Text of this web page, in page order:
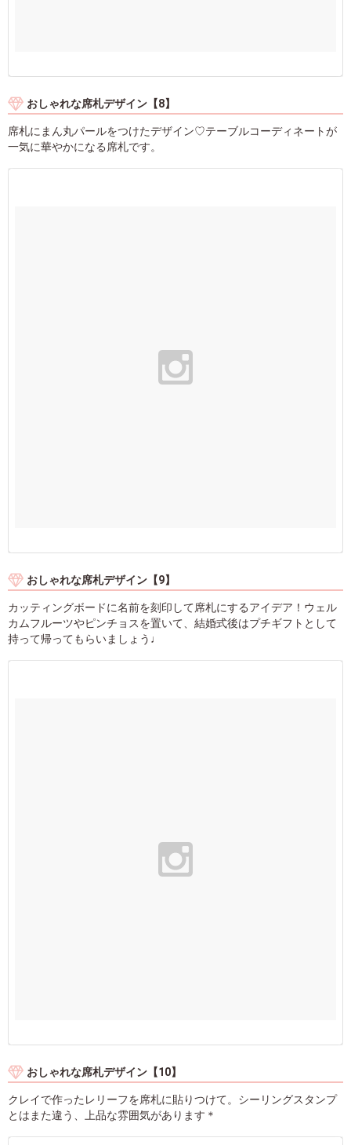
おしゃれな席札デザイン【8】
席札にまん丸パールをつけたデザイン♡テーブルコーディネートが
一気に華やかになる席札です。
おしゃれな席札デザイン【9】
カッティングボードに名前を刻印して席札にするアイデア！ウェル
カムフルーツやピンチョスを置いて、結婚式後はプチギフトとして
持って帰ってもらいましょう♩
おしゃれな席札デザイン【10】
クレイで作ったレリーフを席札に貼りつけて。シーリングスタンプ
とはまた違う、上品な雰囲気があります＊